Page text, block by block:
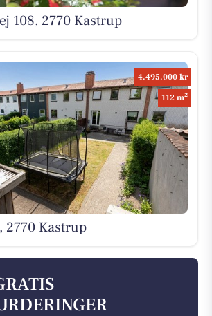
108, 2770 Kastrup
4.495.000 kr
112 m2
2770 Kastrup